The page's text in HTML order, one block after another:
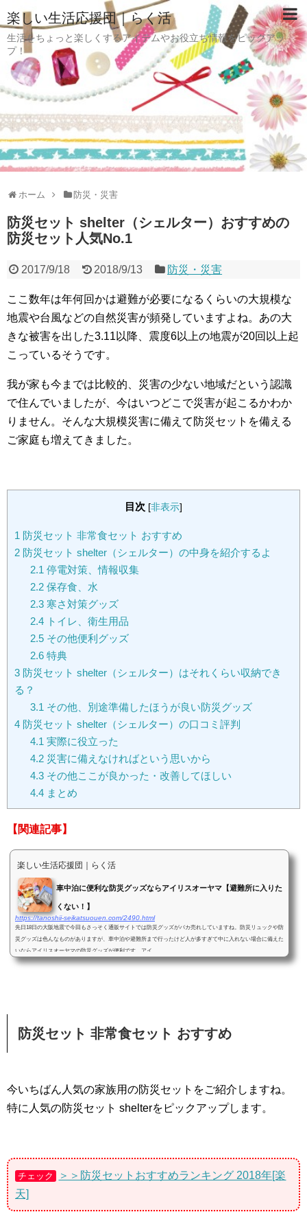
楽しい生活応援団｜らく活
生活をちょっと楽しくするアイテムやお役立ち情報をピックアッ
プ！
ホーム 防災・災害
防災セット shelter（シェルター）おすすめの
防災セット人気No.1
2017/9/18 2018/9/13 防災・災害
ここ数年は年何回かは避難が必要になるくらいの大規模な
地震や台風などの自然災害が頻発していますよね。あの大
きな被害を出した3.11以降、震度6以上の地震が20回以上起
こっているそうです。
我が家も今までは比較的、災害の少ない地域だという認識
で住んでいましたが、今はいつどこで災害が起こるかわか
りません。そんな大規模災害に備えて防災セットを備える
ご家庭も増えてきました。
目次 [非表示]
1 防災セット 非常食セット おすすめ
2 防災セット shelter（シェルター）の中身を紹介するよ
2.1 停電対策、情報収集
2.2保存食、水
2.3寒さ対策グッズ
2.4トイレ、衛生用品
2.5その他便利グッズ
2.6特典
3 防災セット shelter（シェルター）はそれくらい収納でき
る？
3.1 その他、別途準備したほうが良い防災グッズ
4 防災セット shelter（シェルター）の口コミ評判
4.1 実際に役立った
4.2災害に備えなければという思いから
4.3その他ここが良かった・改善してほしい
4.4まとめ
【関連記事】
楽しい生活応援団｜らく活
車中泊に便利な防災グッズならアイリスオーヤマ【避難所に入りた
くない！】
https://tanoshii-seikatsuouen.com/2490.html
先日18日の大阪地震で今回もさっそく通販サイトでは防災グッズがバカ売れしていますね。防災リュックや防
災グッズは色んなものがありますが、車中泊や避難所まで行ったけど人が多すぎて中に入れない場合に備えた
いならアイリスオーヤマの防災グッズが便利です。アイ...
防災セット 非常食セット おすすめ
今いちばん人気の家族用の防災セットをご紹介しますね。
特に人気の防災セット shelterをピックアップします。
チェック
＞＞防災セットおすすめランキング 2018年[楽
天]